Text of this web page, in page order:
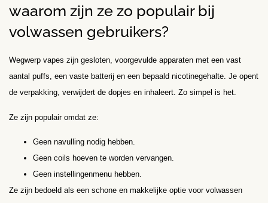
waarom zijn ze zo populair bij
volwassen gebruikers?
Wegwerp vapes zijn gesloten, voorgevulde apparaten met een vast
aantal puffs, een vaste batterij en een bepaald nicotinegehalte. Je opent
de verpakking, verwijdert de dopjes en inhaleert. Zo simpel is het.
Ze zijn populair omdat ze:
Geen navulling nodig hebben.
Geen coils hoeven te worden vervangen.
Geen instellingenmenu hebben.
Ze zijn bedoeld als een schone en makkelijke optie voor volwassen